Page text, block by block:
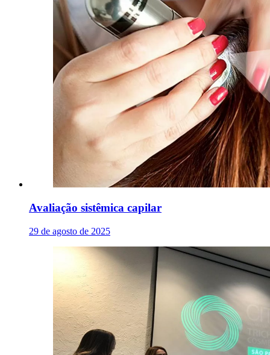
Avaliação sistêmica capilar
29 de agosto de 2025